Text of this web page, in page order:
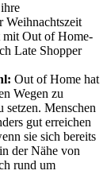
Weihnachtszeit
mit Out of Home-
Late Shopper
Out of Home hat
Wegen zu
setzen. Menschen
gut erreichen
sie sich bereits
der Nähe von
rund um